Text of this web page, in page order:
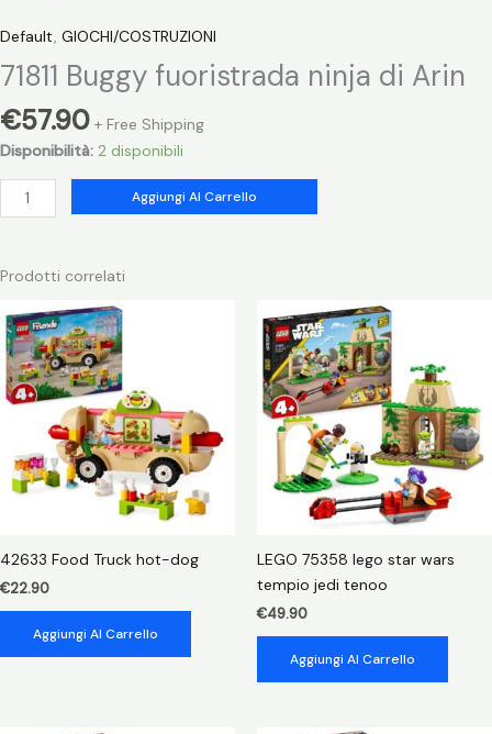
Default, GIOCHI/COSTRUZIONI
71811 Buggy fuoristrada ninja di Arin
€57.90 + Free Shipping
Disponibilità: 2 disponibili
71811
Buggy
ninja
Arin
quantità
Aggiungi Al Carrello
Prodotti correlati
42633 Food Truck hot-dog
€22.90
Aggiungi Al Carrello
LEGO 75358 lego star wars
tempio jedi tenoo
€49.90
Aggiungi Al Carrello